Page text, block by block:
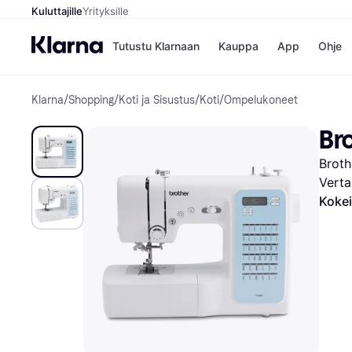
KuluttajilleYrityksille
Tutustu Klarnaan Kauppa
Kaupat
Gigantti
H&M
Peten
Wolt
App Ohje
Klarna/Shopping/Koti ja Sisustus/Koti/Ompelukoneet